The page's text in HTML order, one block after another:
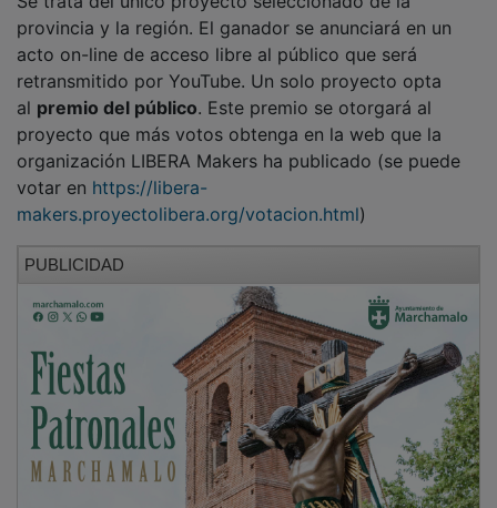
provincia y la región. El ganador se anunciará en un
acto on-line de acceso libre al público que será
retransmitido por YouTube. Un solo proyecto opta
alpremio del público. Este premio se otorgará al
proyecto que más votos obtenga en la web que la
organización LIBERA Makers ha publicado (se puede
votar enhttps://libera-
makers.proyectolibera.org/votacion.html